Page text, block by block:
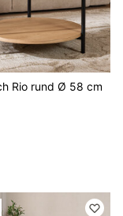
Rio rund Ø 58 cm